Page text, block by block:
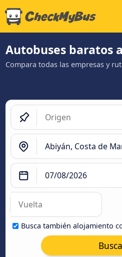
Autobuses baratos
Compara todas las empresas y
Busca también alojamiento